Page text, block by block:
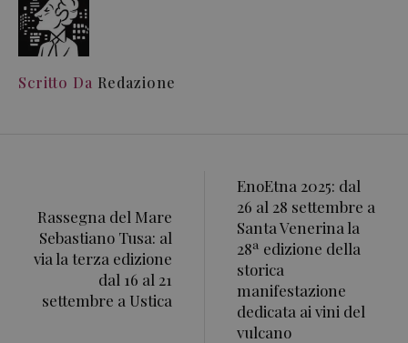
Scritto Da Redazione
Rassegna del Mare
Sebastiano Tusa: al
via la terza edizione
dal 16 al 21
settembre a Ustica
EnoEtna 2025: dal
26 al 28 settembre a
Santa Venerina la
28ª edizione della
storica
manifestazione
dedicata ai vini del
vulcano